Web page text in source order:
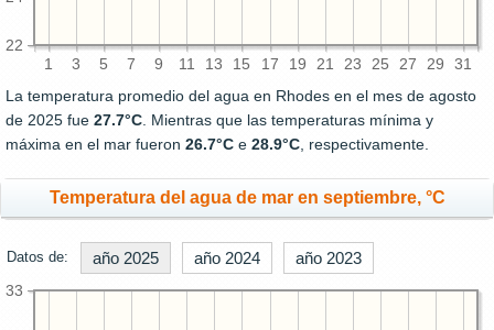
1 3 5 7 9 11 13 15 17 19 21 23 25 27 29 31
22
La temperatura promedio del agua en Rhodes en el mes de agosto
de 2025 fue 27.7°C. Mientras que las temperaturas mínima y
máxima en el mar fueron 26.7°C e 28.9°C, respectivamente.
Temperatura del agua de mar en septiembre, °C
Datos de: año 2025 año 2024 año 2023
33